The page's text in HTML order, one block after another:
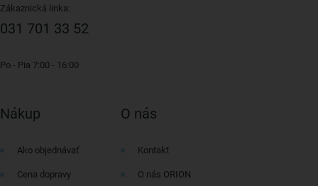
Zákaznická linka:
031 701 33 52
Po - Pia 7:00 - 16:00
Nákup
Ako objednávať
Cena dopravy
O nás
Kontakt
O nás ORION